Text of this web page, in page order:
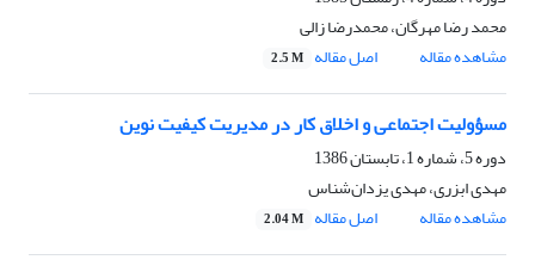
محمد رضا مهرگان، محمدرضا زالی
مشاهده مقاله
اصل مقاله 2.5 M
مسؤولیت اجتماعی و اخلاق کار در مدیریت کیفیت نوین
دوره 5، شماره 1، تابستان 1386
مهدی ابزری، مهدی یزدان‌شناس
مشاهده مقاله
اصل مقاله 2.04 M